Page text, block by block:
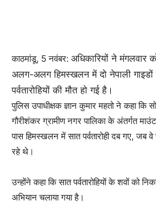
काठमांडू, 5 नवंबर: अधिकारियों ने मंगलवार
अलग-अलग हिमस्खलन में दो नेपाली
पर्वतारोहियों की मौत हो गई है।
पुलिस उपाधीक्षक ज्ञान कुमार महतो ने कहा कि
गौरीशंकर ग्रामीण नगर पालिका के अंतर्गत
पास हिमस्खलन में सात पर्वतारोही दब गए, जब
रहे थे।
उन्होंने कहा कि सात पर्वतारोहियों के शवों को
अभियान चलाया गया है।